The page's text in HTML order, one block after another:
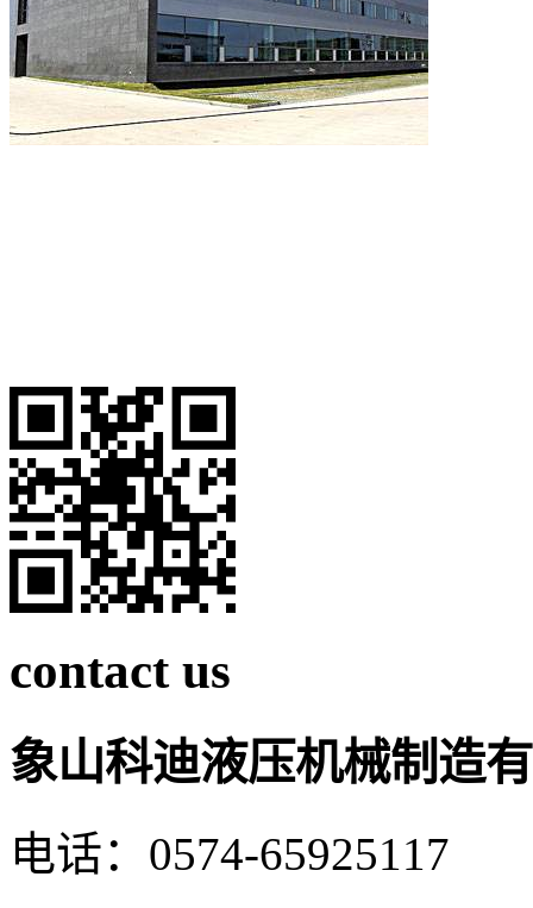
contact us
象山科迪液压机械制造
电话：0574-65925117